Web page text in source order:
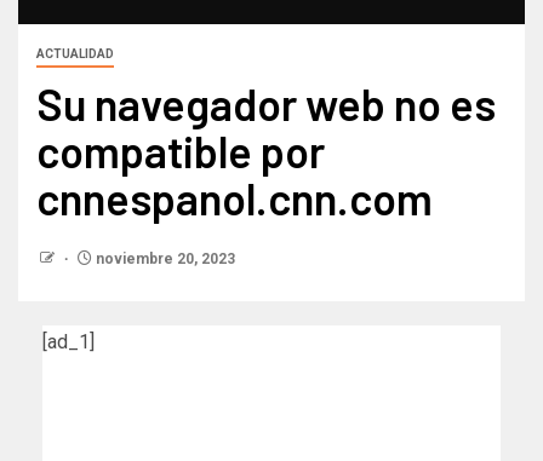
ACTUALIDAD
Su navegador web no es
compatible por
cnnespanol.cnn.com
noviembre 20, 2023
[ad_1]